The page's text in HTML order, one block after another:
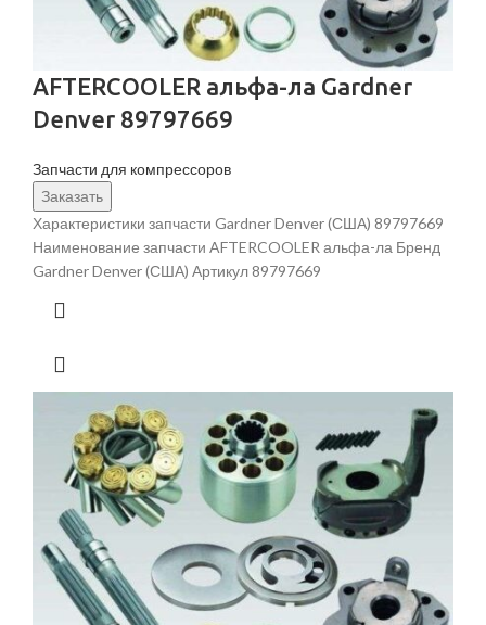
AFTERCOOLER альфа-ла Gardner
Denver 89797669
Запчасти для компрессоров
Заказать
Характеристики запчасти Gardner Denver (США) 89797669
Наименование запчасти AFTERCOOLER альфа-ла Бренд
Gardner Denver (США) Артикул 89797669